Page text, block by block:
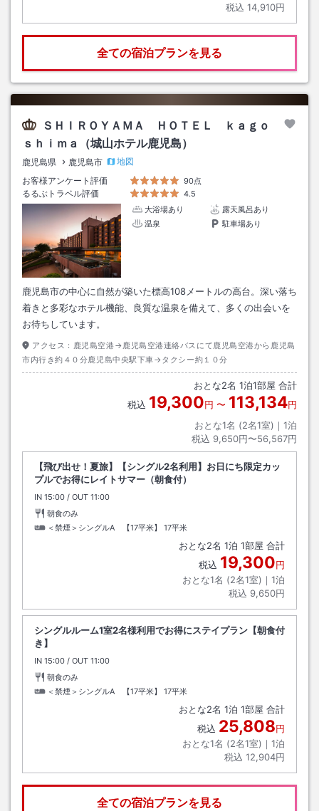
税込 14,910円
全ての宿泊プランを見る
ＳＨＩＲＯＹＡＭＡ ＨＯＴＥＬ ｋａｇｏ
ｓｈｉｍａ（城山ホテル鹿児島）
鹿児島県 鹿児島市
地図
お客様アンケート評価
90点
るるぶトラベル評価
4.5
大浴場あり
露天風呂あり
温泉
駐車場あり
鹿児島市の中心に自然が築いた標高108メートルの高台。深い落ち
着きと多彩なホテル機能、良質な温泉を備えて、多くの出会いを
お待ちしています。
アクセス： 鹿児島空港→鹿児島空港連絡バスにて鹿児島空港から鹿児島
市内行き約４０分鹿児島中央駅下車→タクシー約１０分
おとな2名 1泊1部屋 合計
税込 19,300円 〜 113,134円
おとな1名 (2名1室)｜ 1泊
税込 9,650円〜56,567円
【飛び出せ！夏旅】【シングル2名利用】お日にち限定カッ
プルでお得にレイトサマー（朝食付）
IN チェックイン
15:00 / OUT チェックアウト
11:00
朝食のみ
＜禁煙＞シングルA 【17平米】
17平米
おとな2名 1泊 1部屋 合計
税込 19,300円
おとな1名 (2名1室)｜ 1泊
税込 9,650円
シングルルーム1室2名様利用でお得にステイプラン【朝食付
き】
IN チェックイン
15:00 / OUT チェックアウト
11:00
朝食のみ
＜禁煙＞シングルA 【17平米】
17平米
おとな2名 1泊 1部屋 合計
税込 25,808円
おとな1名 (2名1室)｜ 1泊
税込 12,904円
全ての宿泊プランを見る